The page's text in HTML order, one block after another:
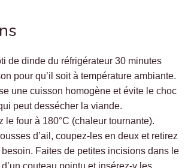
de dinde du réfrigérateur 30 minutes
pour qu’il soit à température ambiante.
une cuisson homogène et évite le choc
peut dessécher la viande.
le four à 180°C (chaleur tournante).
d’ail, coupez-les en deux et retirez
besoin. Faites de petites incisions dans le
d’un couteau pointu et insérez-y les